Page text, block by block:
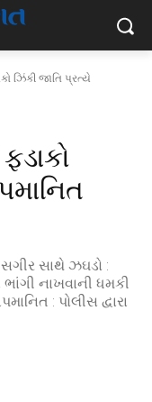
ઝિંકી જાતિ પ્રત્યે
સગીર સાથે ઝઘડો :
ભાંગી નાખવાની ધમકી
: પોલીસ દ્વારા